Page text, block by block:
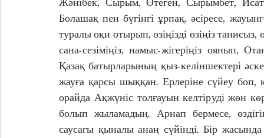
Болашақ пен бүгінгі ұрпақ, әсіресе,
туралы оқи отырып, өзіңізді өзіңіз танисыз,
сана-сезіміңіз, намыс-жігеріңіз оянып,
Қазақ батырларының қыз-келіншектері
жауға қарсы шыққан. Ерлеріне сүйеу
орайда Ақжүніс толғауын келтіруді жөн
болып жыламадың. Арнап бермесе,
саусағы қыналы анаң сүйінді. Бір